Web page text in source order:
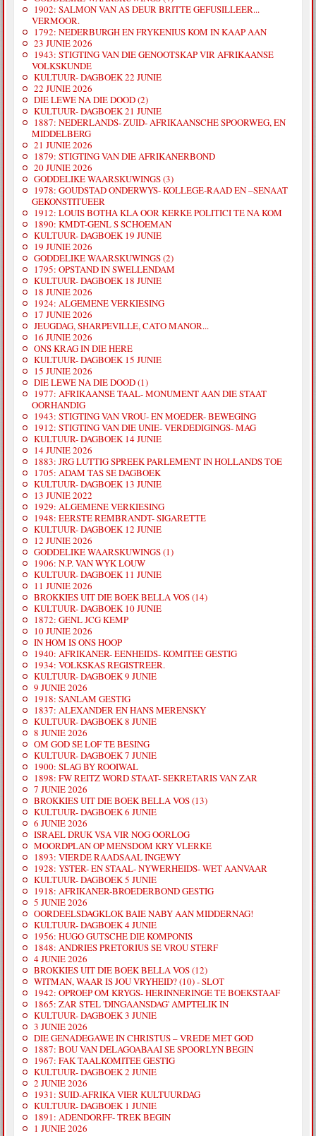
1902: SALMON VAN AS DEUR BRITTE GEFUSILLEER...
VERMOOR.
1792: NEDERBURGH EN FRYKENIUS KOM IN KAAP AAN
23 JUNIE 2026
1943: STIGTING VAN DIE GENOOTSKAP VIR AFRIKAANSE
VOLKSKUNDE
KULTUUR- DAGBOEK 22 JUNIE
22 JUNIE 2026
DIE LEWE NA DIE DOOD (2)
KULTUUR- DAGBOEK 21 JUNIE
1887: NEDERLANDS- ZUID- AFRIKAANSCHE SPOORWEG, EN
MIDDELBERG
21 JUNIE 2026
1879: STIGTING VAN DIE AFRIKANERBOND
20 JUNIE 2026
GODDELIKE WAARSKUWINGS (3)
1978: GOUDSTAD ONDERWYS- KOLLEGE-RAAD EN –SENAAT
GEKONSTITUEER
1912: LOUIS BOTHA KLA OOR KERKE POLITICI TE NA KOM
1890: KMDT-GENL S SCHOEMAN
KULTUUR- DAGBOEK 19 JUNIE
19 JUNIE 2026
GODDELIKE WAARSKUWINGS (2)
1795: OPSTAND IN SWELLENDAM
KULTUUR- DAGBOEK 18 JUNIE
18 JUNIE 2026
1924: ALGEMENE VERKIESING
17 JUNIE 2026
JEUGDAG, SHARPEVILLE, CATO MANOR...
16 JUNIE 2026
ONS KRAG IN DIE HERE
KULTUUR- DAGBOEK 15 JUNIE
15 JUNIE 2026
DIE LEWE NA DIE DOOD (1)
1977: AFRIKAANSE TAAL- MONUMENT AAN DIE STAAT
OORHANDIG
1943: STIGTING VAN VROU- EN MOEDER- BEWEGING
1912: STIGTING VAN DIE UNIE- VERDEDIGINGS- MAG
KULTUUR- DAGBOEK 14 JUNIE
14 JUNIE 2026
1883: JRG LUTTIG SPREEK PARLEMENT IN HOLLANDS TOE
1705: ADAM TAS SE DAGBOEK
KULTUUR- DAGBOEK 13 JUNIE
13 JUNIE 2022
1929: ALGEMENE VERKIESING
1948: EERSTE REMBRANDT- SIGARETTE
KULTUUR- DAGBOEK 12 JUNIE
12 JUNIE 2026
GODDELIKE WAARSKUWINGS (1)
1906: N.P. VAN WYK LOUW
KULTUUR- DAGBOEK 11 JUNIE
11 JUNIE 2026
BROKKIES UIT DIE BOEK BELLA VOS (14)
KULTUUR- DAGBOEK 10 JUNIE
1872: GENL JCG KEMP
10 JUNIE 2026
IN HOM IS ONS HOOP
1940: AFRIKANER- EENHEIDS- KOMITEE GESTIG
1934: VOLKSKAS REGISTREER.
KULTUUR- DAGBOEK 9 JUNIE
9 JUNIE 2026
1918: SANLAM GESTIG
1837: ALEXANDER EN HANS MERENSKY
KULTUUR- DAGBOEK 8 JUNIE
8 JUNIE 2026
OM GOD SE LOF TE BESING
KULTUUR- DAGBOEK 7 JUNIE
1900: SLAG BY ROOIWAL
1898: FW REITZ WORD STAAT- SEKRETARIS VAN ZAR
7 JUNIE 2026
BROKKIES UIT DIE BOEK BELLA VOS (13)
KULTUUR- DAGBOEK 6 JUNIE
6 JUNIE 2026
ISRAEL DRUK VSA VIR NOG OORLOG
MOORDPLAN OP MENSDOM KRY VLERKE
1893: VIERDE RAADSAAL INGEWY
1928: YSTER- EN STAAL- NYWERHEIDS- WET AANVAAR
KULTUUR- DAGBOEK 5 JUNIE
1918: AFRIKANER-BROEDERBOND GESTIG
5 JUNIE 2026
OORDEELSDAGKLOK BAIE NABY AAN MIDDERNAG!
KULTUUR- DAGBOEK 4 JUNIE
1956: HUGO GUTSCHE DIE KOMPONIS
1848: ANDRIES PRETORIUS SE VROU STERF
4 JUNIE 2026
BROKKIES UIT DIE BOEK BELLA VOS (12)
WITMAN, WAAR IS JOU VRYHEID? (10) - SLOT
1942: OPROEP OM KRYGS- HERINNERINGE TE BOEKSTAAF
1865: ZAR STEL 'DINGAANSDAG' AMPTELIK IN
KULTUUR- DAGBOEK 3 JUNIE
3 JUNIE 2026
DIE GENADEGAWE IN CHRISTUS – VREDE MET GOD
1887: BOU VAN DELAGOABAAI SE SPOORLYN BEGIN
1967: FAK TAALKOMITEE GESTIG
KULTUUR- DAGBOEK 2 JUNIE
2 JUNIE 2026
1931: SUID-AFRIKA VIER KULTUURDAG
KULTUUR- DAGBOEK 1 JUNIE
1891: ADENDORFF- TREK BEGIN
1 JUNIE 2026